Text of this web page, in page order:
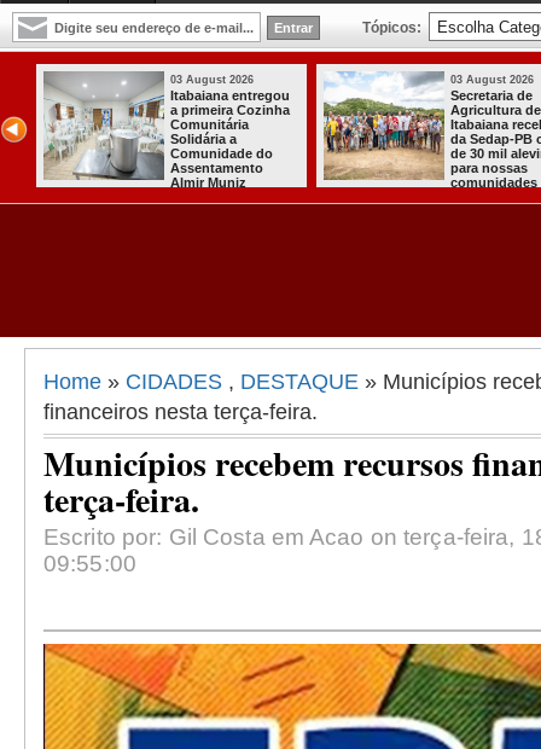
Tópicos:
de
de
recebeu
PB cerca
mil alevinos
nossas
rurais
03 August 2026
Mulher em aparente
surto esfaqueia a
própria mãe em
João Pessoa
Home » CIDADES , DESTAQUE » Municípios
financeiros nesta terça-feira.
Municípios recebem recursos
terça-feira.
Escrito por: Gil Costa em Acao on terça-feira,
09:55:00